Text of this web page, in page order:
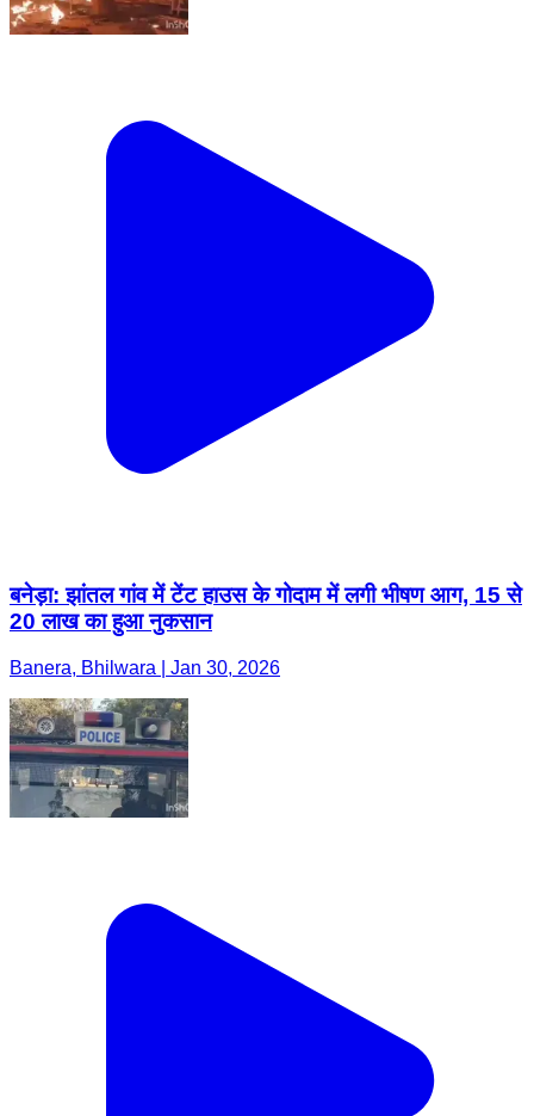
बनेड़ा: झांतल गांव में टेंट हाउस के गोदाम में लगी भीषण आग, 15 से
20 लाख का हुआ नुकसान
Banera, Bhilwara | Jan 30, 2026